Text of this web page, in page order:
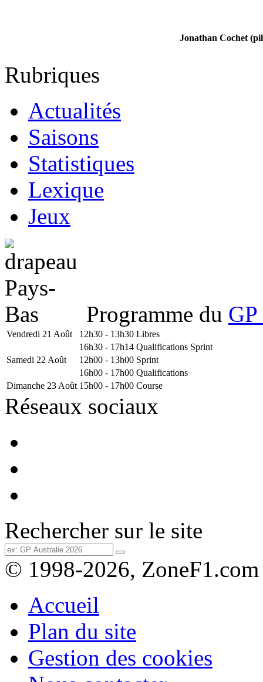
Jonathan Cochet
Rubriques
Actualités
Saisons
Statistiques
Lexique
Jeux
Programme du
Vendredi 21 Août 12h30 - 13h30 Libres
16h30 - 17h14 Qualifications Sprint
Samedi 22 Août
12h00 - 13h00 Sprint
16h00 - 17h00 Qualifications
Dimanche 23 Août 15h00 - 17h00 Course
Réseaux sociaux
Rechercher sur le site
© 1998-2026, ZoneF1.com
Accueil
Plan du site
Gestion des cookies